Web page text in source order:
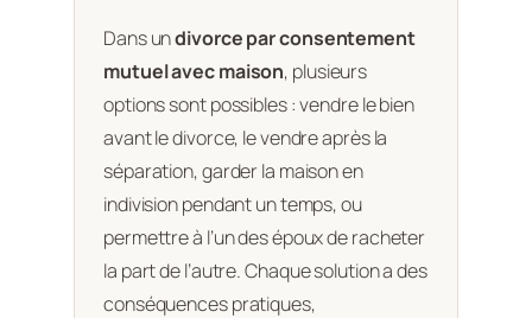
Dans undivorce par consentement
mutuel avec maison, plusieurs
options sont possibles : vendre le bien
avant le divorce, le vendre après la
séparation, garder la maison en
indivision pendant un temps, ou
permettre à l’un des époux de racheter
la part de l’autre. Chaque solution a des
conséquences pratiques,